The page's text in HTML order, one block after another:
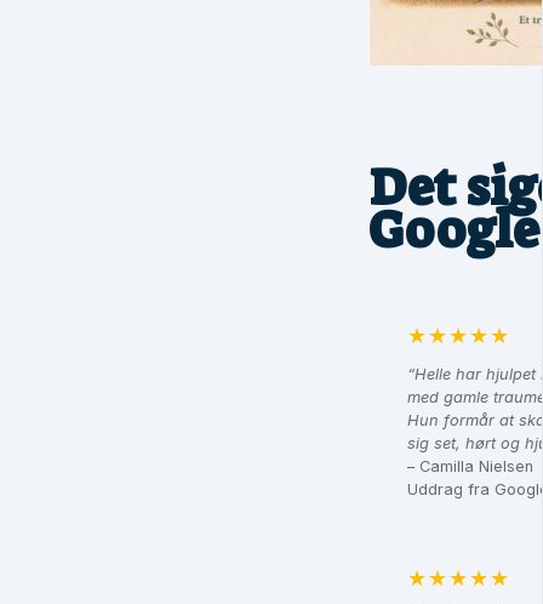
Det
Google
★★★★★
“Helle har
med gamle
Hun formår at
sig set, hørt og
– Camilla Nielsen
Uddrag fra
★★★★★